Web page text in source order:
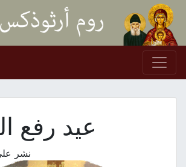
Skip to content
Main Navigation
عيد رفع
نشر على